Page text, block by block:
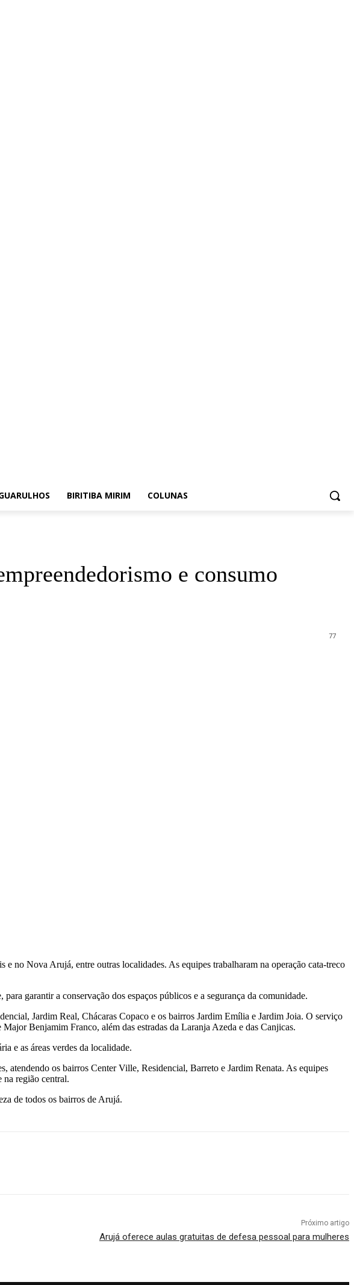
BIRITIBA MIRIM COLUNAS
e consumo
77
no Nova Arujá, entre outras localidades. As equipes trabalharam na operação cata-treco
garantir a conservação dos espaços públicos e a segurança da comunidade.
Jardim Real, Chácaras Copaco e os bairros Jardim Emília e Jardim Joia. O serviço
Benjamim Franco, além das estradas da Laranja Azeda e das Canjicas.
e as áreas verdes da localidade.
atendendo os bairros Center Ville, Residencial, Barreto e Jardim Renata. As equipes
região central.
de todos os bairros de Arujá.
Próximo artigo
Arujá oferece aulas gratuitas de defesa pessoal para mulheres